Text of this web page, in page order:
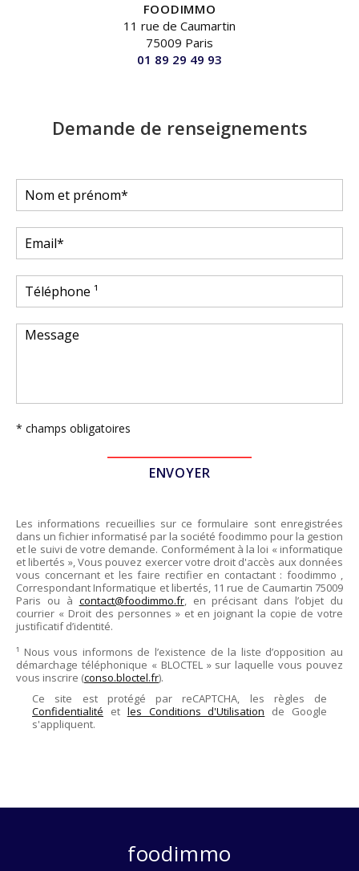
FOODIMMO
11 rue de Caumartin
75009 Paris
01 89 29 49 93
Demande de renseignements
* champs obligatoires
Les informations recueillies sur ce formulaire sont enregistrées
dans un fichier informatisé par la société foodimmo pour la gestion
et le suivi de votre demande. Conformément à la loi « informatique
et libertés », Vous pouvez exercer votre droit d'accès aux données
vous concernant et les faire rectifier en contactant : foodimmo ,
Correspondant Informatique et libertés, 11 rue de Caumartin 75009
Paris ou à contact@foodimmo.fr, en précisant dans l’objet du
courrier « Droit des personnes » et en joignant la copie de votre
justificatif d’identité.
¹ Nous vous informons de l’existence de la liste d’opposition au
démarchage téléphonique « BLOCTEL » sur laquelle vous pouvez
vous inscrire (conso.bloctel.fr).
Ce site est protégé par reCAPTCHA, les règles de
Confidentialité et les Conditions d'Utilisation de Google
s'appliquent.
foodimmo